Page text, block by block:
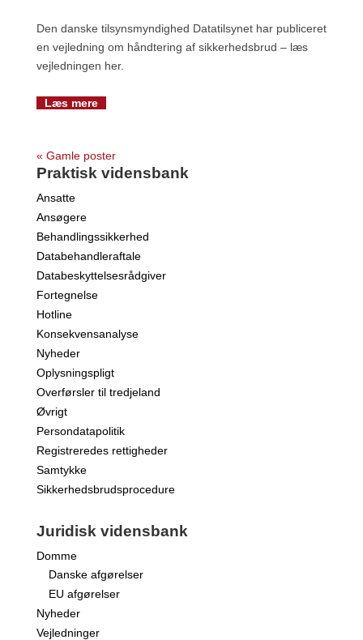
Den danske tilsynsmyndighed Datatilsynet har publiceret
en vejledning om håndtering af sikkerhedsbrud – læs
vejledningen her.
Læs mere
« Gamle poster
Praktisk vidensbank
Ansatte
Ansøgere
Behandlingssikkerhed
Databehandleraftale
Databeskyttelsesrådgiver
Fortegnelse
Hotline
Konsekvensanalyse
Nyheder
Oplysningspligt
Overførsler til tredjeland
Øvrigt
Persondatapolitik
Registreredes rettigheder
Samtykke
Sikkerhedsbrudsprocedure
Juridisk vidensbank
Domme
Danske afgørelser
EU afgørelser
Nyheder
Vejledninger